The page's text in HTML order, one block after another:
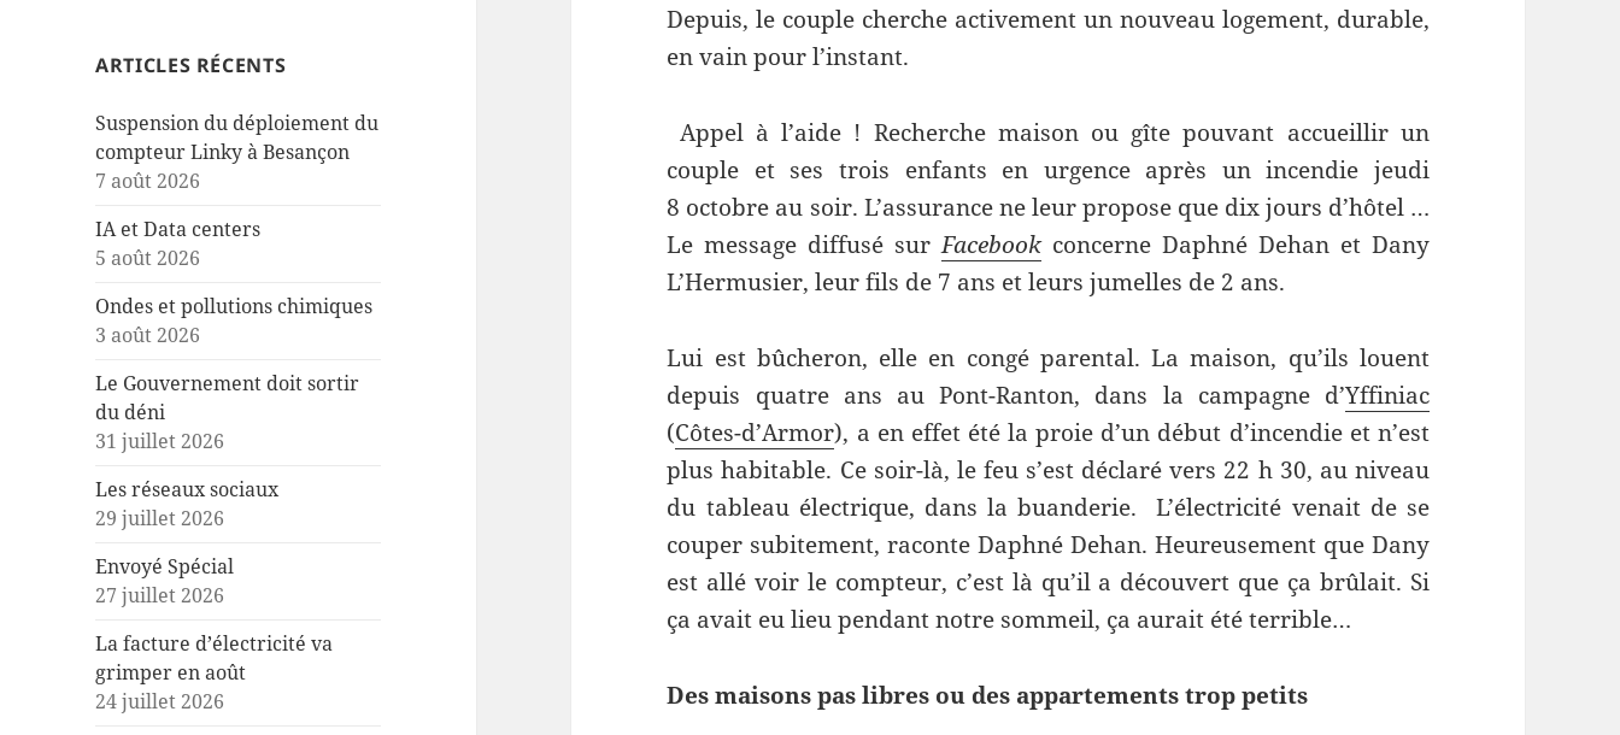
ARTICLES RÉCENTS
Suspension du déploiement du
compteur Linky à Besançon
7 août 2026
IA et Data centers
5 août 2026
Ondes et pollutions chimiques
3 août 2026
Le Gouvernement doit sortir
du déni
31 juillet 2026
Les réseaux sociaux
29 juillet 2026
Envoyé Spécial
27 juillet 2026
La facture d’électricité va
grimper en août
24 juillet 2026
Depuis, le couple cherche activement un nouveau logement, durable,
en vain pour l’instant.
Appel à l’aide ! Recherche maison ou gîte pouvant accueillir un
couple et ses trois enfants en urgence après un incendie jeudi
8 octobre au soir. L’assurance ne leur propose que dix jours d’hôtel …
Le message diffusé surFacebookconcerne Daphné Dehan et Dany
L’Hermusier, leur fils de 7 ans et leurs jumelles de 2 ans.
Lui est bûcheron, elle en congé parental. La maison, qu’ils louent
depuis quatre ans au Pont-Ranton, dans la campagne d’Yffiniac
(Côtes-d’Armor), a en effet été la proie d’un début d’incendie et n’est
plus habitable. Ce soir-là, le feu s’est déclaré vers 22 h 30, au niveau
du tableau électrique, dans la buanderie. L’électricité venait de se
couper subitement, raconte Daphné Dehan. Heureusement que Dany
est allé voir le compteur, c’est là qu’il a découvert que ça brûlait. Si
ça avait eu lieu pendant notre sommeil, ça aurait été terrible…
Des maisons pas libres ou des appartements trop petits